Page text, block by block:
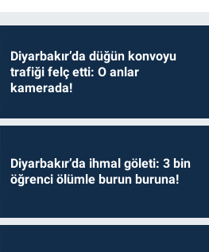
Diyarbakır’da düğün konvoyu
trafiği felç etti: O anlar
kamerada!
Diyarbakır’da ihmal göleti: 3 bin
öğrenci ölümle burun buruna!